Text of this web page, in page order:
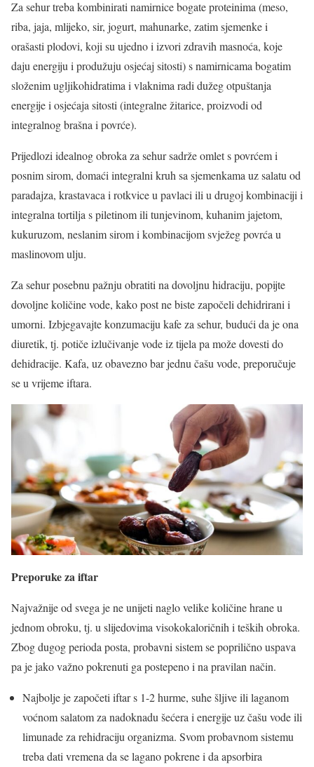
Za sehur treba kombinirati namirnice bogate proteinima (meso,
riba, jaja, mlijeko, sir, jogurt, mahunarke, zatim sjemenke i
orašasti plodovi, koji su ujedno i izvori zdravih masnoća, koje
daju energiju i produžuju osjećaj sitosti) s namirnicama bogatim
složenim ugljikohidratima i vlaknima radi dužeg otpuštanja
energije i osjećaja sitosti (integralne žitarice, proizvodi od
integralnog brašna i povrće).
Prijedlozi idealnog obroka za sehur sadrže omlet s povrćem i
posnim sirom, domaći integralni kruh sa sjemenkama uz salatu od
paradajza, krastavaca i rotkvice u pavlaci ili u drugoj kombinaciji i
integralna tortilja s piletinom ili tunjevinom, kuhanim jajetom,
kukuruzom, neslanim sirom i kombinacijom svježeg povrća u
maslinovom ulju.
Za sehur posebnu pažnju obratiti na dovoljnu hidraciju, popijte
dovoljne količine vode, kako post ne biste započeli dehidrirani i
umorni. Izbjegavajte konzumaciju kafe za sehur, budući da je ona
diuretik, tj. potiče izlučivanje vode iz tijela pa može dovesti do
dehidracije. Kafa, uz obavezno bar jednu čašu vode, preporučuje
se u vrijeme iftara.
Preporuke za iftar
Najvažnije od svega je ne unijeti naglo velike količine hrane u
jednom obroku, tj. u slijedovima visokokaloričnih i teških obroka.
Zbog dugog perioda posta, probavni sistem se poprilično uspava
pa je jako važno pokrenuti ga postepeno i na pravilan način.
Najbolje je započeti iftar s 1-2 hurme, suhe šljive ili laganom
voćnom salatom za nadoknadu šećera i energije uz čašu vode ili
limunade za rehidraciju organizma. Svom probavnom sistemu
treba dati vremena da se lagano pokrene i da apsorbira